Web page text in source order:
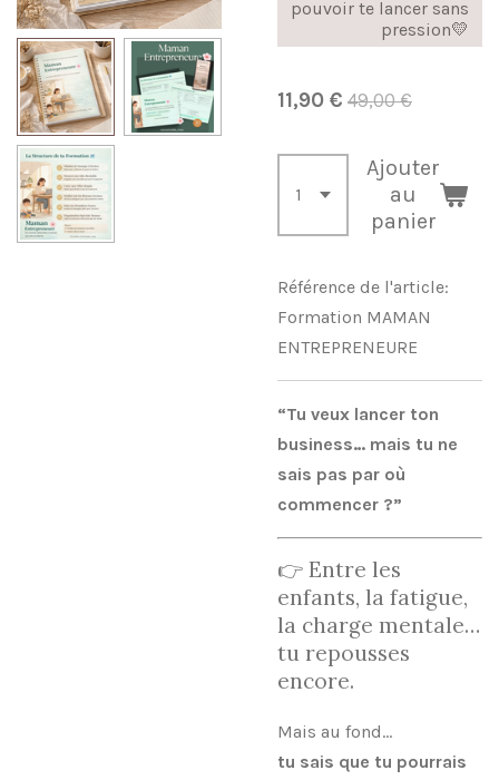
pouvoir te lancer sans
pression💛
11,90 € 49,00 €
Ajouter
au
panier
Référence de l'article:
Formation MAMAN
ENTREPRENEURE
“Tu veux lancer ton
business… mais tu ne
sais pas par où
commencer ?”
👉 Entre les
enfants, la fatigue,
la charge mentale…
tu repousses
encore.
Mais au fond…
tu sais que tu pourrais